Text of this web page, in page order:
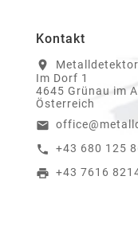
Kontakt
location_on
Im Dorf 1
4645 Grünau im
Österreich
email
call +43 680 125
print +43 7616